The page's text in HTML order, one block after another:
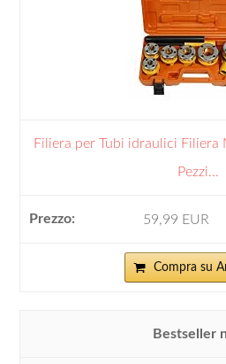
Filiera per Tubi idraulici Filiera
Pezzi...
59,99 EUR
Compra su